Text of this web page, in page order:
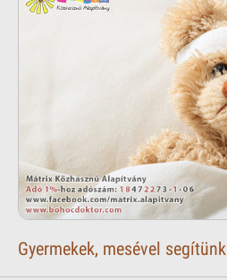
Gyermekek, mesével segítünk